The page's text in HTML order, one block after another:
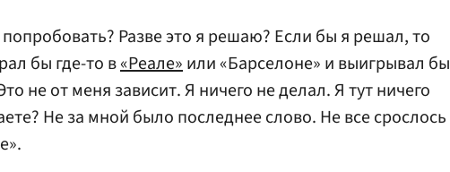
Разве это я решаю? Если бы я решал, то
бы где-то в«Реале»или «Барселоне» и выигрывал бы
не от меня зависит. Я ничего не делал. Я тут ничего
Не за мной было последнее слово. Не все срослось